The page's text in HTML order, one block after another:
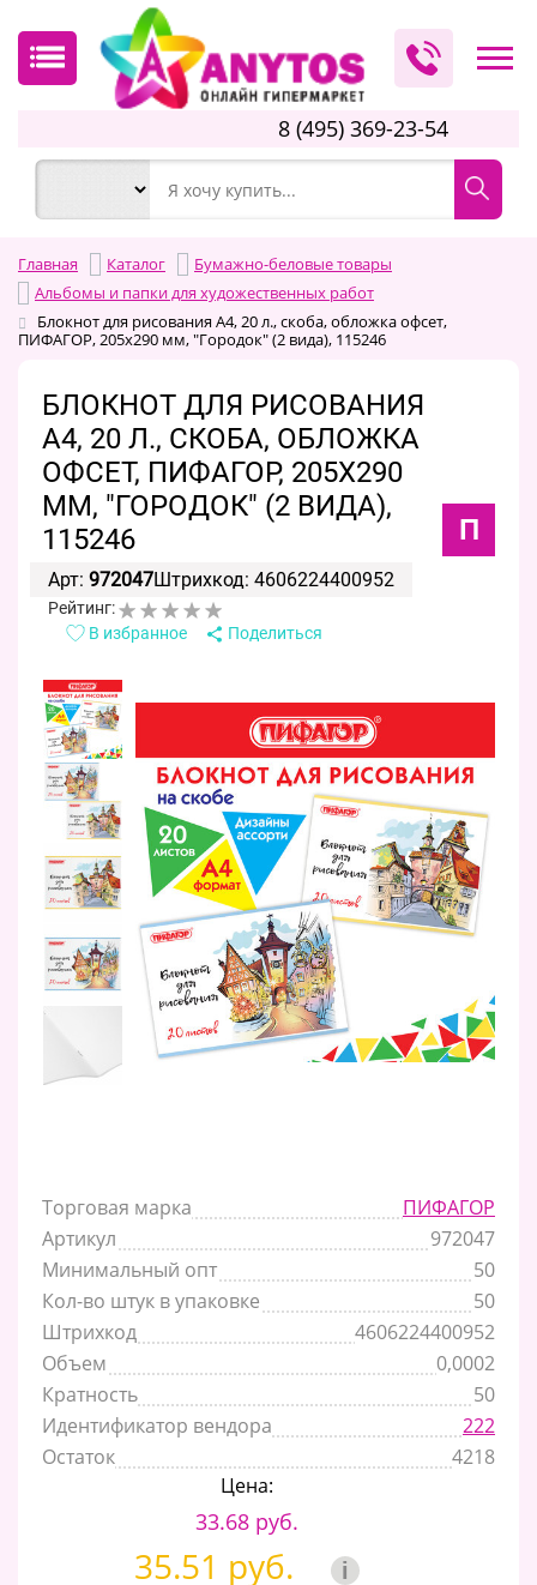
8 (495) 369-23-54
Главная Каталог
Бумажно-беловые товары
Альбомы и папки для художественных работ
Блокнот для рисования А4, 20 л., скоба, обложка офсет,
ПИФАГОР, 205х290 мм, "Городок" (2 вида), 115246
БЛОКНОТ ДЛЯ РИСОВАНИЯ
А4, 20 Л., СКОБА, ОБЛОЖКА
ОФСЕТ, ПИФАГОР, 205Х290
ММ, "ГОРОДОК" (2 ВИДА),
115246
П
Арт: 972047Штрихкод: 4606224400952
Рейтинг:
В избранное
Поделиться
Торговая марка
ПИФАГОР
Артикул
972047
Минимальный опт
50
Кол-во штук в упаковке
50
Штрихкод
4606224400952
Объем
0,0002
Кратность
50
Идентификатор вендора
222
Остаток
4218
Цена:
33.68 руб.
35.51 руб. i